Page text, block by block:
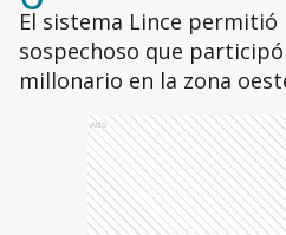
El sistema Lince permitió
sospechoso que
millonario en la zona
Ads